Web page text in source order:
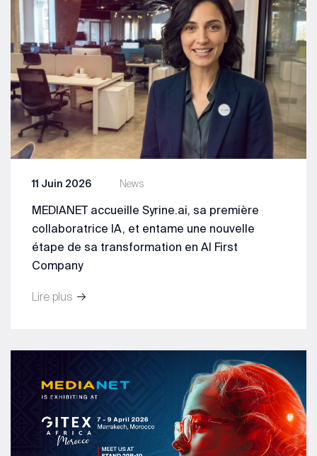
News
11 Juin 2026
MEDIANET accueille Syrine.ai, sa première
collaboratrice IA, et entame une nouvelle
étape de sa transformation en AI First
Company
Lire plus